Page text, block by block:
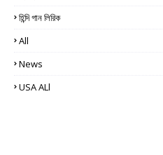
হিন্দি গান লিরিক
All
News
USA ALl